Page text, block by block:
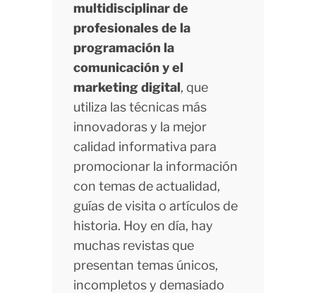
multidisciplinar de
profesionales de la
programación la
comunicación y el
marketing digital, que
utiliza las técnicas más
innovadoras y la mejor
calidad informativa para
promocionar la información
con temas de actualidad,
guías de visita o artículos de
historia. Hoy en día, hay
muchas revistas que
presentan temas únicos,
incompletos y demasiado